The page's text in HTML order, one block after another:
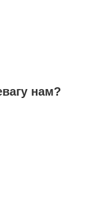
нам?